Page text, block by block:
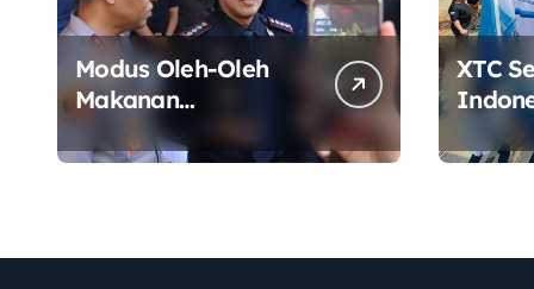
Modus Oleh-Oleh
Makanan
Terbongkar, Bea
Cukai Ngurah Rai
Kilogram Ganja Asal
XTC
Gelar